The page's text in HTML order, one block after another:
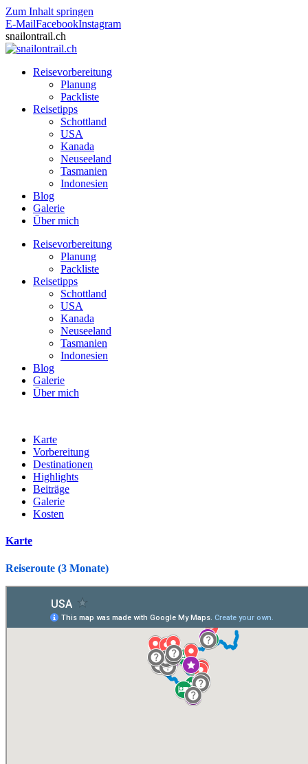
Zum Inhalt springen
E-MailFacebookInstagram
snailontrail.ch
Reisevorbereitung
Planung
Packliste
Reisetipps
Schottland
USA
Kanada
Neuseeland
Tasmanien
Indonesien
Blog
Galerie
Über mich
Reisevorbereitung
Planung
Packliste
Reisetipps
Schottland
USA
Kanada
Neuseeland
Tasmanien
Indonesien
Blog
Galerie
Über mich
Karte
Vorbereitung
Destinationen
Highlights
Beiträge
Galerie
Kosten
Karte
Reiseroute (3 Monate)